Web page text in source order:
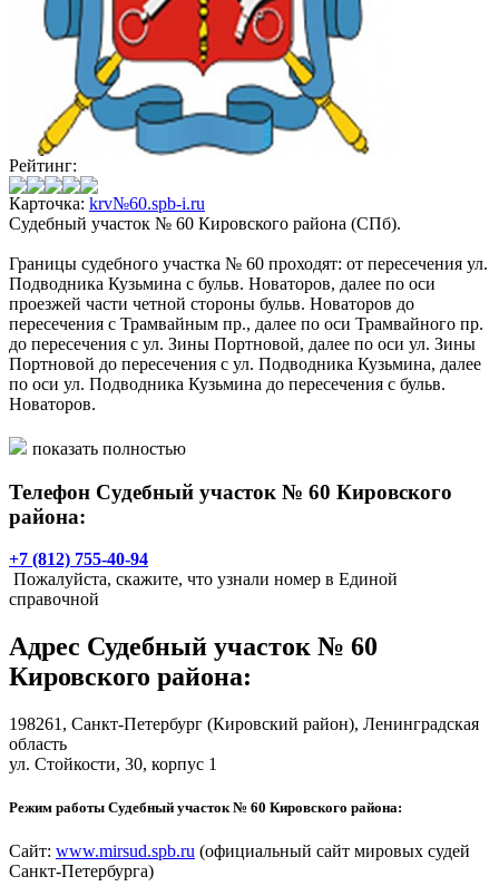
Рейтинг:
Карточка: krv№60.spb-i.ru
Судебный участок № 60 Кировского района (СПб).
Границы судебного участка № 60 проходят: от пересечения ул.
Подводника Кузьмина с бульв. Новаторов, далее по оси
проезжей части четной стороны бульв. Новаторов до
пересечения с Трамвайным пр., далее по оси Трамвайного пр.
до пересечения с ул. Зины Портновой, далее по оси ул. Зины
Портновой до пересечения с ул. Подводника Кузьмина, далее
по оси ул. Подводника Кузьмина до пересечения с бульв.
Новаторов.
Сфера деятельности:
- дела о выдаче судебного приказа;
- дела о расторжении брака, если между супругами
отсутствует спор о детях;
- дела о разделе между супругами совместно нажитого
имущества независимо от цены иска;
- иные возникающие из семейно-правовых отношений дела,
за исключением дел об оспаривании отцовства (материнства) ,
усыновлении (удочерении) ребенка;
- дела по имущественным спорам при цене иска, не
превышающей пятисот минимальных размеров оплаты труда,
заявления;
- дела, возникающие из трудовых отношений, за исключением
дел о восстановлении на работе и дел о разрешении
- дела об определении порядка пользования имуществом;
лишения свободы.
показать полностью
Телефон Судебный участок № 60 Кировского
района:
+7 (812) 755-40-94
Пожалуйста, скажите, что узнали номер в Единой
справочной
Адрес Судебный участок № 60
Кировского района:
198261, Санкт-Петербург (Кировский район), Ленинградская
область
ул. Стойкости, 30, корпус 1
Режим работы Судебный участок № 60 Кировского района:
Сайт: www.mirsud.spb.ru (официальный сайт мировых судей
Санкт-Петербурга)